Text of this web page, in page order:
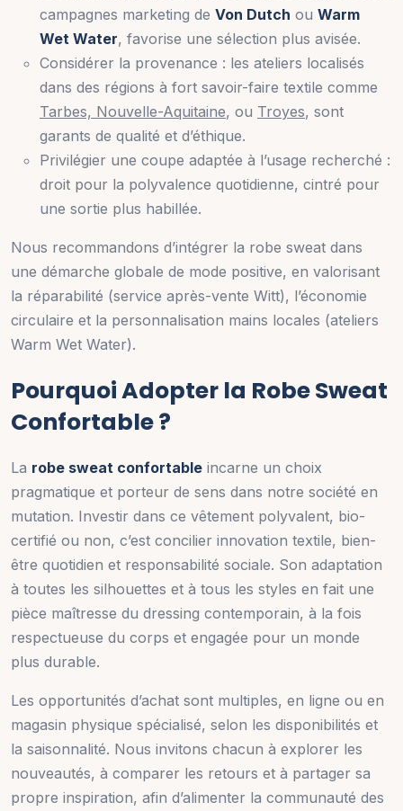
campagnes marketing de Von Dutch ou Warm
Wet Water, favorise une sélection plus avisée.
Considérer la provenance : les ateliers localisés
dans des régions à fort savoir-faire textile comme
Tarbes, Nouvelle-Aquitaine, ou Troyes, sont
garants de qualité et d’éthique.
Privilégier une coupe adaptée à l’usage recherché :
droit pour la polyvalence quotidienne, cintré pour
une sortie plus habillée.
Nous recommandons d’intégrer la robe sweat dans
une démarche globale de mode positive, en valorisant
la réparabilité (service après-vente Witt), l’économie
circulaire et la personnalisation mains locales (ateliers
Warm Wet Water).
Pourquoi Adopter la Robe Sweat
Confortable ?
La robe sweat confortable incarne un choix
pragmatique et porteur de sens dans notre société en
mutation. Investir dans ce vêtement polyvalent, bio-
certifié ou non, c’est concilier innovation textile, bien-
être quotidien et responsabilité sociale. Son adaptation
à toutes les silhouettes et à tous les styles en fait une
pièce maîtresse du dressing contemporain, à la fois
respectueuse du corps et engagée pour un monde
plus durable.
Les opportunités d’achat sont multiples, en ligne ou en
magasin physique spécialisé, selon les disponibilités et
la saisonnalité. Nous invitons chacun à explorer les
nouveautés, à comparer les retours et à partager sa
propre inspiration, afin d’alimenter la communauté des